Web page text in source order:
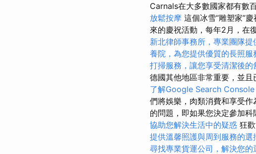
Carnals在大多數國家都有數
放鬆按摩 這個冰雪“雕塑家”
來的慶祝活動，每年2月，在
新北律師事務所，專業團隊提
養院，為您提供優質的長照服
打掃服務，讓您享受清潔後的
德國其他地區非常重要，並
了解Google Search Console
們將娛樂，肉類消費和享受
的問題，即如果您決定參加
協助您解決生活中的疑惑 狂
提供溫馨照護與周到服務的選
尋找專業貨運公司，解決您的